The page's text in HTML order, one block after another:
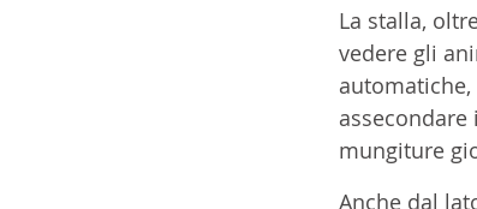
La stalla,
vedere gli
automatiche,
mungiture
Anche dal